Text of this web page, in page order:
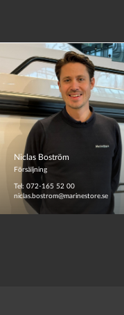
Niclas Boström
Försäljning
Tel: 072-165 52 00
niclas.bostrom@marinestore.se